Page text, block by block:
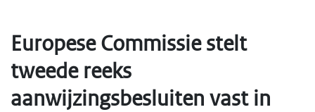
Europese Commissie stelt
tweede reeks
aanwijzingsbesluiten vast in